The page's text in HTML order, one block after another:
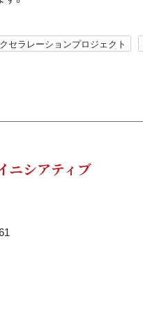
セラレーションプロジェクト
ニシアティブ